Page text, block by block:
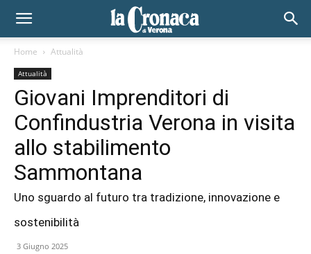
Home Attualità
Attualità
Giovani Imprenditori di
Confindustria Verona in visita
allo stabilimento
Sammontana
Uno sguardo al futuro tra tradizione, innovazione e
sostenibilità
3 Giugno 2025